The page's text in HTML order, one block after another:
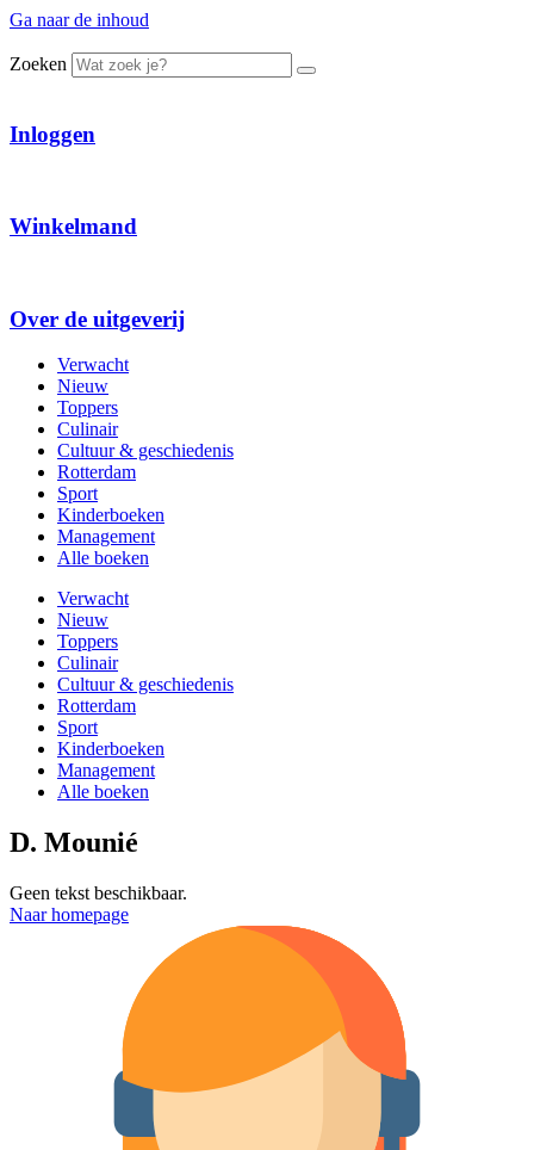
Ga naar de inhoud
Zoeken
Inloggen
Winkelmand
Over de uitgeverij
Verwacht
Nieuw
Toppers
Culinair
Cultuur & geschiedenis
Rotterdam
Sport
Kinderboeken
Management
Alle boeken
Verwacht
Nieuw
Toppers
Culinair
Cultuur & geschiedenis
Rotterdam
Sport
Kinderboeken
Management
Alle boeken
D. Mounié
Geen tekst beschikbaar.
Naar homepage